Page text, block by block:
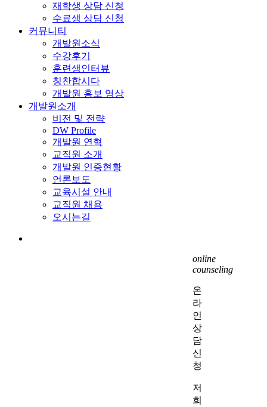
재학생 상담 신청
수료생 상담 신청
커뮤니티
개발원소식
수강후기
훈련생인터뷰
칭찬합시다
개발원 홍보 영상
개발원소개
비전 및 전략
DW Profile
개발원 연혁
교직원 소개
개발원 인증현황
언론보도
교육시설 안내
교직원 채용
오시는길
online
counseling
온
라
인
상
담
신
청
저
희